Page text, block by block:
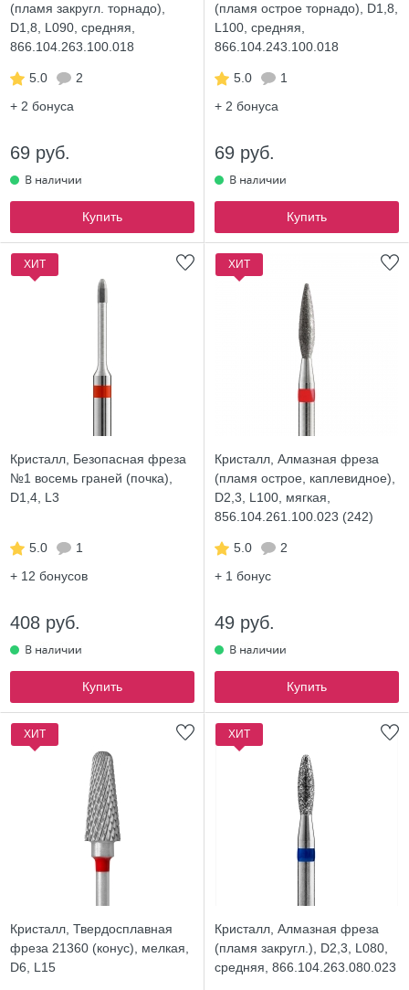
(пламя закругл. торнадо),
D1,8, L090, средняя,
866.104.263.100.018
5.0
2
+ 2 бонуса
69 руб.
Купить
(пламя острое торнадо), D1,8,
L100, средняя,
866.104.243.100.018
5.0
1
+ 2 бонуса
69 руб.
Купить
ХИТ
Кристалл, Безопасная фреза
№1 восемь граней (почка),
D1,4, L3
5.0
1
+ 12 бонусов
408 руб.
Купить
ХИТ
Кристалл, Алмазная фреза
(пламя острое, каплевидное),
D2,3, L100, мягкая,
856.104.261.100.023 (242)
5.0
2
+ 1 бонус
49 руб.
Купить
ХИТ
Кристалл, Твердосплавная
фреза 21360 (конус), мелкая,
D6, L15
ХИТ
Кристалл, Алмазная фреза
(пламя закругл.), D2,3, L080,
средняя, 866.104.263.080.023